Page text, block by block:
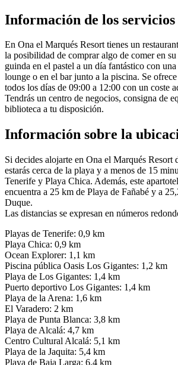
Información de los servicios
En Ona el Marqués Resort tienes un
la posibilidad de comprar algo de comer en
guinda en el pastel a un día fantástico con
lounge o en el bar junto a la piscina. Se
todos los días de 09:00 a 12:00 con un coste
Tendrás un centro de negocios, consigna de
biblioteca a tu disposición.
Información sobre la
Si decides alojarte en Ona el Marqués Resort
estarás cerca de la playa y a menos de 15
Tenerife y Playa Chica. Además, este
encuentra a 25 km de Playa de Fañabé y a
Duque.
Las distancias se expresan en números
Playas de Tenerife: 0,9 km
Playa Chica: 0,9 km
Ocean Explorer: 1,1 km
Piscina pública Oasis Los Gigantes: 1,2 km
Playa de Los Gigantes: 1,4 km
Puerto deportivo Los Gigantes: 1,4 km
Playa de la Arena: 1,6 km
El Varadero: 2 km
Playa de Punta Blanca: 3,8 km
Playa de Alcalá: 4,7 km
Centro Cultural Alcalá: 5,1 km
Playa de la Jaquita: 5,4 km
Playa de Baja Larga: 6,4 km